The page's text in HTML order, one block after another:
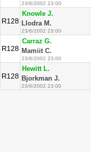
23/6/2002 23:00
R128
Knowle J.
Llodra M.
23/6/2002 23:00
R128
Carraz G.
Mamiit C.
23/6/2002 23:00
R128
Hewitt L.
Bjorkman J.
23/6/2002 23:00